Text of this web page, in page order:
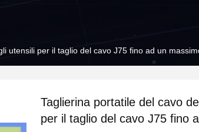
utensili per il taglio del cavo J75 fino ad un
Taglierina portatile del cavo
per il taglio del cavo J75 fino